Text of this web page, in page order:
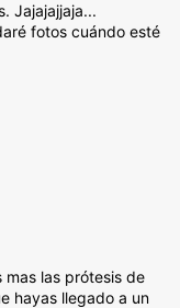
Jajajajjaja...
fotos cuándo esté
mas las prótesis de
hayas llegado a un